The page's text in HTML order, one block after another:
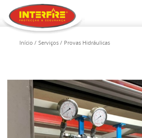
Início Serviços Provas Hidráulicas